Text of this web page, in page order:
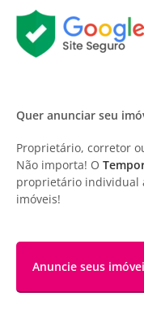
Quer anunciar seu
Proprietário, corretor
Não importa! O
proprietário individual
imóveis!
Anuncie seus